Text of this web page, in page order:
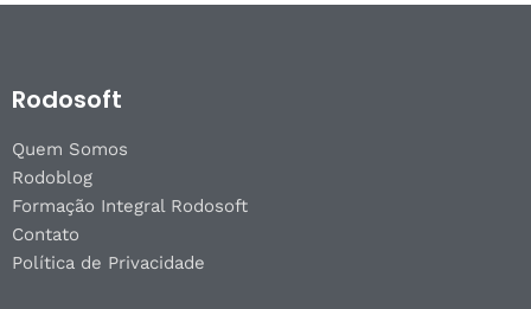
Rodosoft
Quem Somos
Rodoblog
Formação Integral Rodosoft
Contato
Política de Privacidade